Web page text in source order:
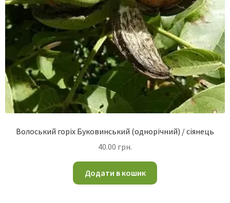
Волоський горіх Буковинський (однорічний) / сіянець
40.00 грн.
Додати в кошик